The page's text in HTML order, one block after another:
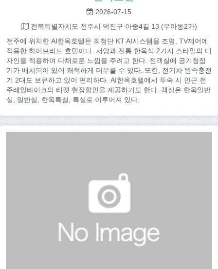
2026-07-15
전북특별자치도 전주시 덕진구 아중4길 13 (우아동2가)
전주에 위치한 AI한옥호텔은 최첨단 KT AI시스템을 조명, TV제어에
적용한 하이브리드 호텔이다. 서양과 전통 한옥식 2가지 스타일의 디
자인을 적용하여 다채로운 느낌을 주려고 한다. 전객실에 공기청정
기가 배치되어 있어 쾌적하게 머무를 수 있다. 또한, 전기차 완속충전
기 2대도 보유하고 있어 편리하다. AI한옥호텔에서 투숙 시 인근 전
주레일바이크의 티켓 현장할인을 제공하기도 한다. 객실은 한옥일반
실, 일반실, 한옥특실, 특실로 이루어져 있다.